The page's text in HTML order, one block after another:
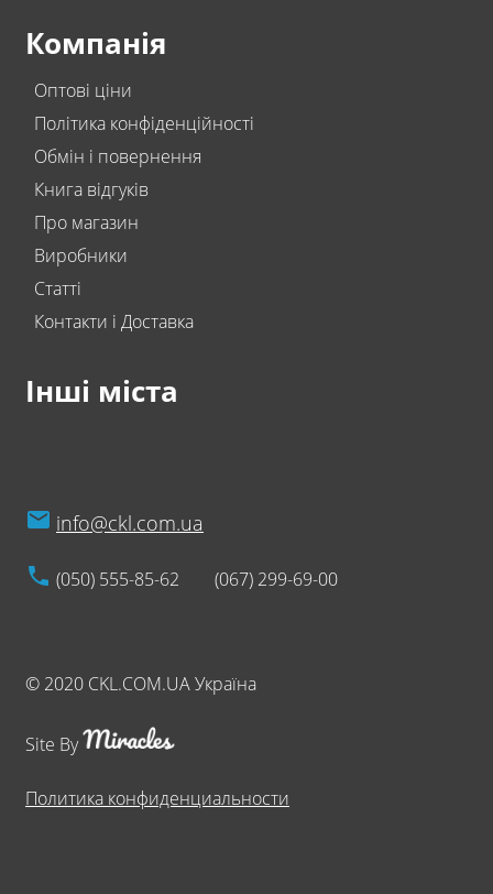
Компанія
Оптові ціни
Політика конфіденційності
Обмін і повернення
Книга відгуків
Про магазин
Виробники
Статті
Контакти і Доставка
Інші міста
info@ckl.com.ua
(050) 555-85-62 (067) 299-69-00
© 2020 CKL.COM.UA Україна
Site By
Политика конфиденциальности